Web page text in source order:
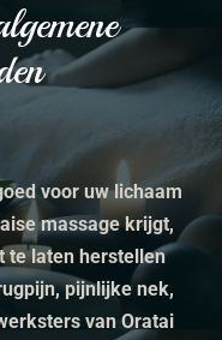
voor uw lichaam
massage krijgt,
te laten herstellen
pijnlijke nek,
van Oratai